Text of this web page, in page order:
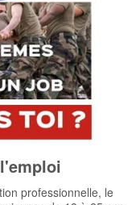
professionnelle, le